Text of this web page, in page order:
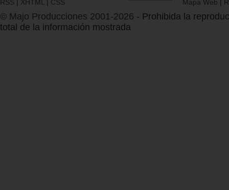
RSS | XHTML | CSS Mapa Web |
© Majo Producciones 2001-2026 - Prohibida la
total de la información mostrada